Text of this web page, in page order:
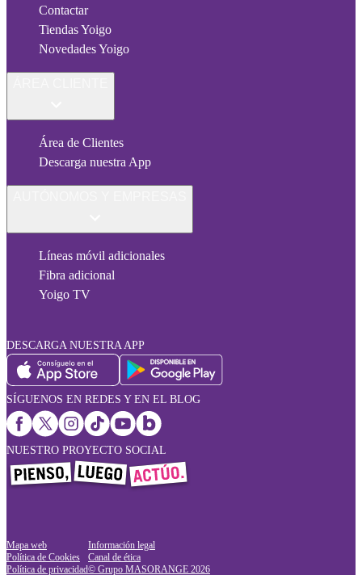
Contactar
Tiendas Yoigo
Novedades Yoigo
Área de Clientes
Descarga nuestra App
Líneas móvil adicionales
Fibra adicional
Yoigo TV
DESCARGA NUESTRA APP
SÍGUENOS EN REDES Y EN EL BLOG
NUESTRO PROYECTO SOCIAL
Mapa web
Política de Cookies
Política de privacidad
Información legal
Canal de ética
© Grupo MASORANGE 2026